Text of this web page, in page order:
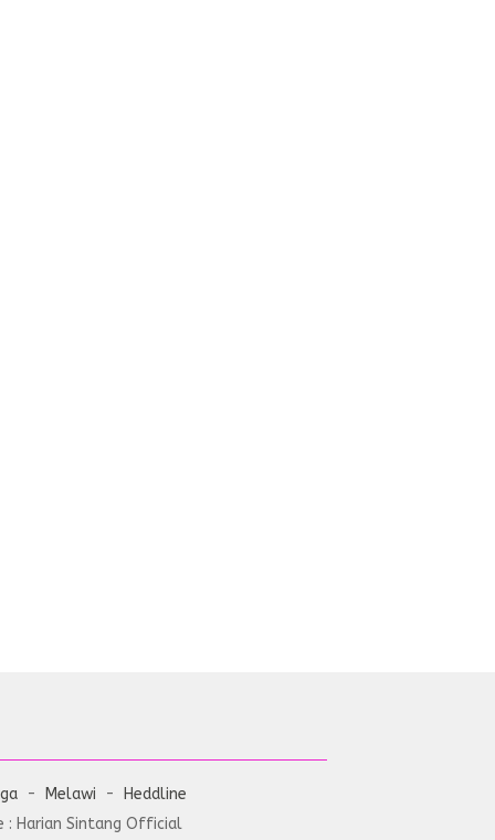
Melawi
Heddline
: Harian Sintang Official